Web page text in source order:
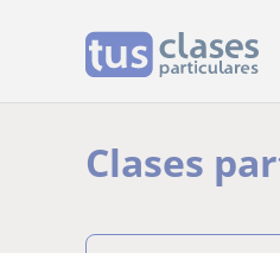
Clases